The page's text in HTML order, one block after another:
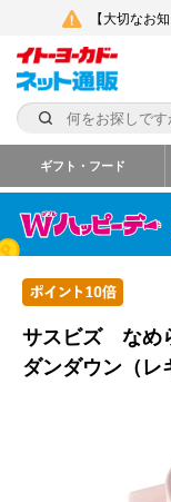
【大切なお
ギフト・フード
サスビズ なめ
ダンダウン（レ